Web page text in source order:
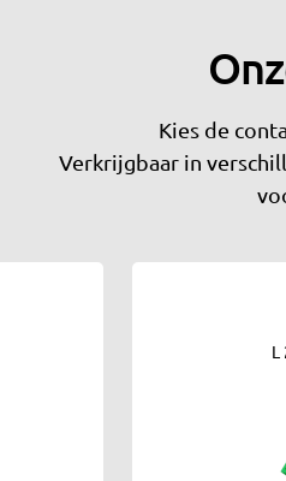
Kies de
Verkrijgbaar in
L